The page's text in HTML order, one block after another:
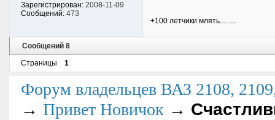
Зарегистрирован: 2008-11-09
Сообщений: 473
+100 летчики млять.........
Сообщений 8
Страницы
1
Форум владельцев ВАЗ 2108,
→ Привет Новичок →